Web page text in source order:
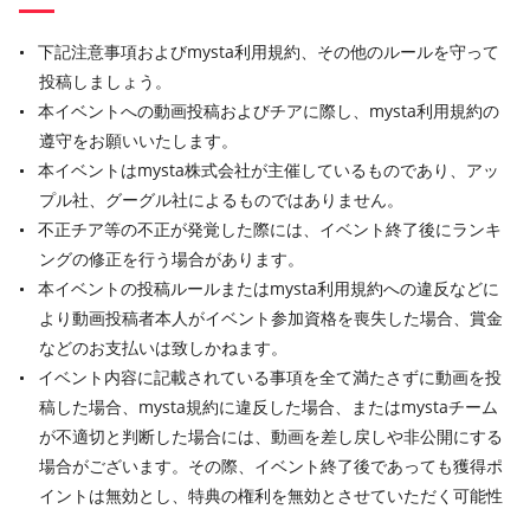
下記注意事項およびmysta利用規約、その他のルールを守って
投稿しましょう。
本イベントへの動画投稿およびチアに際し、mysta利用規約の
遵守をお願いいたします。
本イベントはmysta株式会社が主催しているものであり、アッ
プル社、グーグル社によるものではありません。
不正チア等の不正が発覚した際には、イベント終了後にランキ
ングの修正を行う場合があります。
本イベントの投稿ルールまたはmysta利用規約への違反などに
より動画投稿者本人がイベント参加資格を喪失した場合、賞金
などのお支払いは致しかねます。
イベント内容に記載されている事項を全て満たさずに動画を投
稿した場合、mysta規約に違反した場合、またはmystaチーム
が不適切と判断した場合には、動画を差し戻しや非公開にする
場合がございます。その際、イベント終了後であっても獲得ポ
イントは無効とし、特典の権利を無効とさせていただく可能性